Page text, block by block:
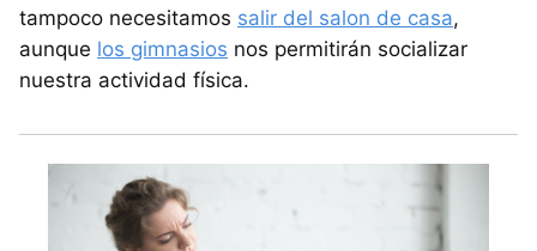
tampoco necesitamos salir del salon de casa,
aunque los gimnasios nos permitirán socializar
nuestra actividad física.